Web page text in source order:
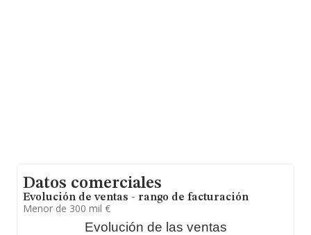
Datos comerciales
Evolución de ventas - rango de facturación
Menor de 300 mil €
Evolución de las ventas